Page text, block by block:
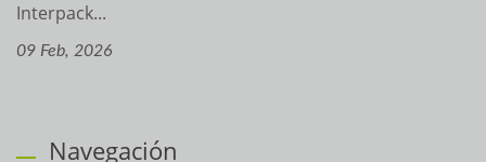
Interpack...
09 Feb, 2026
Navegación